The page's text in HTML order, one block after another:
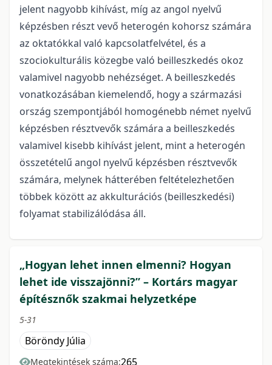
jelent nagyobb kihívást, míg az angol nyelvű
képzésben részt vevő heterogén kohorsz számára
az oktatókkal való kapcsolatfelvétel, és a
szociokulturális közegbe való beilleszkedés okoz
valamivel nagyobb nehézséget. A beilleszkedés
vonatkozásában kiemelendő, hogy a származási
ország szempontjából homogénebb német nyelvű
képzésben résztvevők számára a beilleszkedés
valamivel kisebb kihívást jelent, mint a heterogén
összetételű angol nyelvű képzésben résztvevők
számára, melynek hátterében feltételezhetően
többek között az akkulturációs (beilleszkedési)
folyamat stabilizálódása áll.
„Hogyan lehet innen elmenni? Hogyan
lehet ide visszajönni?” – Kortárs magyar
építésznők szakmai helyzetképe
5-31
Böröndy Júlia
Megtekintések száma:265